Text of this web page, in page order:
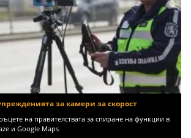
за камери за скорост
на правителствата за спиране на функции в
и Google Maps